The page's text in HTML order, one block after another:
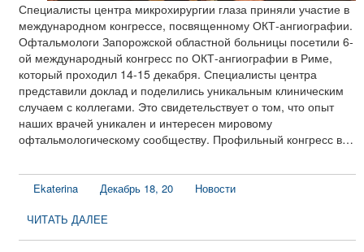
Специалисты центра микрохирургии глаза приняли участие в
международном конгрессе, посвященному ОКТ-ангиографии.
Офтальмологи Запорожской областной больницы посетили 6-
ой международный конгресс по ОКТ-ангиографии в Риме,
который проходил 14-15 декабря. Специалисты центра
представили доклад и поделились уникальным клиническим
случаем с коллегами. Это свидетельствует о том, что опыт
наших врачей уникален и интересен мировому
офтальмологическому сообществу. Профильный конгресс в…
Ekaterina Декабрь 18, 20
Новости
ЧИТАТЬ ДАЛЕЕ